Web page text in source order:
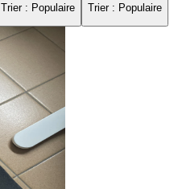
Trier : Populaire Trier : Populaire